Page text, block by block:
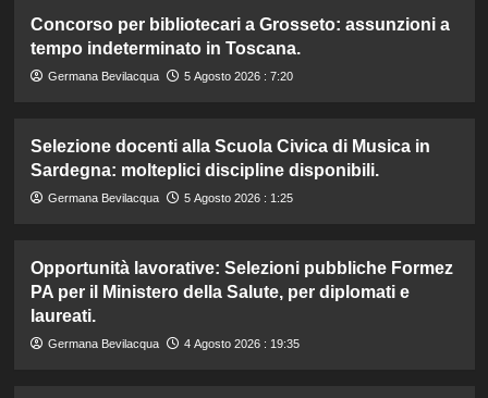
Concorso per bibliotecari a Grosseto: assunzioni a
tempo indeterminato in Toscana.
Germana Bevilacqua 5 Agosto 2026 : 7:20
Selezione docenti alla Scuola Civica di Musica in
Sardegna: molteplici discipline disponibili.
Germana Bevilacqua 5 Agosto 2026 : 1:25
Opportunità lavorative: Selezioni pubbliche Formez
PA per il Ministero della Salute, per diplomati e
laureati.
Germana Bevilacqua 4 Agosto 2026 : 19:35